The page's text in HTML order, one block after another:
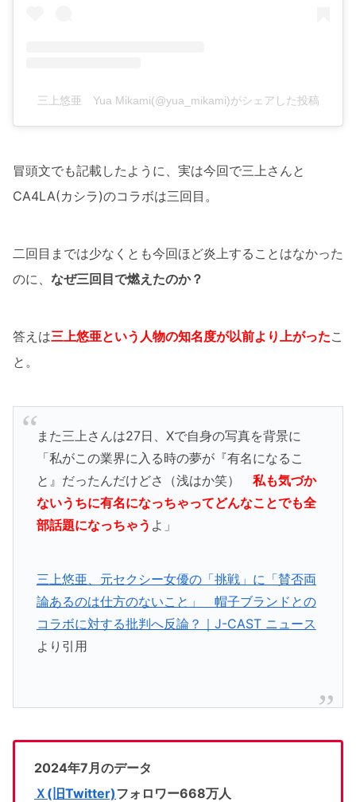
三上悠亜 Yua Mikami(@yua_mikami)がシェアした投稿
冒頭文でも記載したように、実は今回で三上さんと
CA4LA(カシラ)のコラボは三回目。
二回目までは少なくとも今回ほど炎上することはなかった
のに、 なぜ三回目で燃えたのか？
答えは三上悠亜という人物の知名度が以前より上がったこ
と。
また三上さんは27日、Xで自身の写真を背景に
「私がこの業界に入る時の夢が『有名になるこ
と』だったんだけどさ（浅はか笑） 私も気づか
ないうちに有名になっちゃってどんなことでも全
部話題になっちゃう よ」
三上悠亜、元セクシー女優の「挑戦」に「賛否両
論あるのは仕方のないこと」 帽子ブランドとの
コラボに対する批判へ反論？｜J-CAST ニュース
より引用
2024年7月のデータ
Ｘ(旧Twitter)フォロワー668万人